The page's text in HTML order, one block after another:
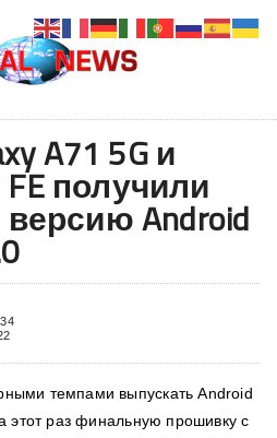
A71 5G и
FE получили
Android
темпами выпускать Android
этот раз финальную прошивку с